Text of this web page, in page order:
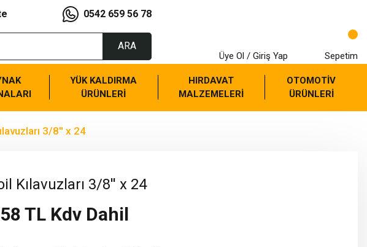
0542 659 56 78
ARA
Üye Ol / Giriş Yap Sepetim
YÜK KALDIRMA
ÜRÜNLERİ
HIRDAVAT
MALZEMELERİ
OTOMOTİV
ÜRÜNLERİ
3/8'' x 24
Kılavuzları 3/8'' x 24
TL Kdv Dahil